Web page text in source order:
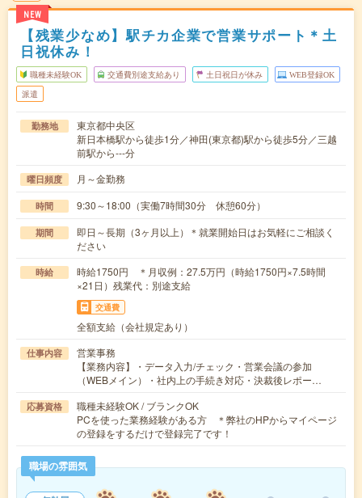
NEW
【残業少なめ】駅チカ企業で営業サポート＊土
日祝休み！
職種未経験OK 交通費別途支給あり 土日祝日が休み WEB登録OK
派遣
勤務地
東京都中央区
新日本橋駅から徒歩1分／神田(東京都)駅から徒歩5分／三越
前駅から---分
曜日頻度 月～金勤務
時間 9:30～18:00（実働7時間30分 休憩60分）
期間
即日～長期（3ヶ月以上）＊就業開始日はお気軽にご相談く
ださい
時給
時給1750円 ＊月収例：27.5万円（時給1750円×7.5時間
×21日）残業代：別途支給
交通費
全額支給（会社規定あり）
仕事内容
営業事務
【業務内容】・データ入力/チェック・営業会議の参加
（WEBメイン）・社内上の手続き対応・決裁後レポー…
応募資格
職種未経験OK / ブランクOK
PCを使った業務経験がある方 ＊弊社のHPからマイページ
の登録をするだけで登録完了です！
職場の雰囲気